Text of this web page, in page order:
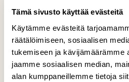
Tämä sivusto käyttää evästeitä
Käytämme evästeitä
räätälöimiseen, sosiaalisen
tukemiseen ja kävijämäärämme
jaamme sosiaalisen median,
alan kumppaneillemme tietoja